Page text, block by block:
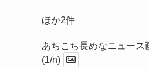
ほか2件
あちこち長めなニュース
(1/n)